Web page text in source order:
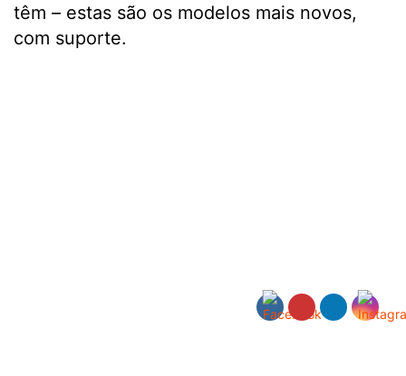
têm – estas são os modelos mais novos,
com suporte.